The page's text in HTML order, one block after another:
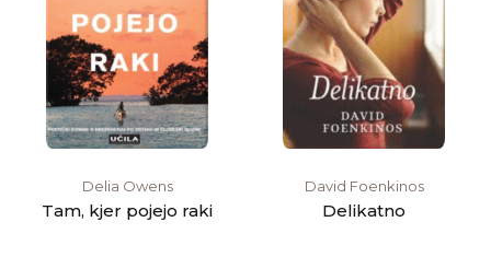
Delia Owens
Tam, kjer pojejo raki
David Foenkinos
Delikatno